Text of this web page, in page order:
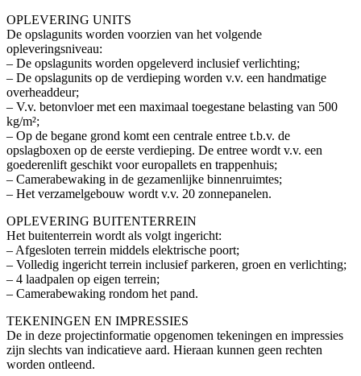
OPLEVERING UNITS
De opslagunits worden voorzien van het volgende
opleveringsniveau:
– De opslagunits worden opgeleverd inclusief verlichting;
– De opslagunits op de verdieping worden v.v. een handmatige
overheaddeur;
– V.v. betonvloer met een maximaal toegestane belasting van 500
kg/m²;
– Op de begane grond komt een centrale entree t.b.v. de
opslagboxen op de eerste verdieping. De entree wordt v.v. een
goederenlift geschikt voor europallets en trappenhuis;
– Camerabewaking in de gezamenlijke binnenruimtes;
– Het verzamelgebouw wordt v.v. 20 zonnepanelen.
OPLEVERING BUITENTERREIN
Het buitenterrein wordt als volgt ingericht:
– Afgesloten terrein middels elektrische poort;
– Volledig ingericht terrein inclusief parkeren, groen en verlichting;
– 4 laadpalen op eigen terrein;
– Camerabewaking rondom het pand.
TEKENINGEN EN IMPRESSIES
De in deze projectinformatie opgenomen tekeningen en impressies
zijn slechts van indicatieve aard. Hieraan kunnen geen rechten
worden ontleend.